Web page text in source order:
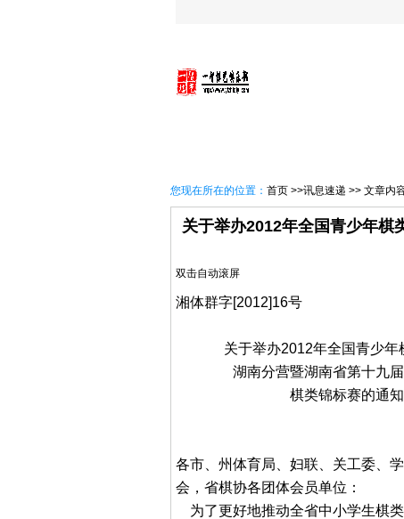
您现在所在的位置： 首页 >>讯息速递 >> 文章内
关于举办2012年全国青少年棋
双击自动滚屏
湘体群字[2012]16号
关于举办2012年全国青少年
湖南分营暨湖南省第十九
棋类锦标赛的通知
各市、州体育局、妇联、关工委、
会，省棋协各团体会员单位：
为了更好地推动全省中小学生棋类